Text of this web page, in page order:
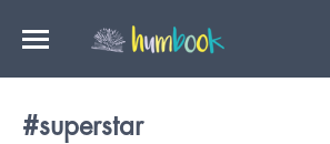
#superstar